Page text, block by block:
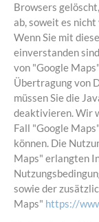
Browsers
ab, soweit es
Wenn Sie mit
einverstanden
von "Google
Übertragung von
müssen Sie die
deaktivieren. Wir
Fall "Google
können. Die
Maps" erlangten
sowie der
Maps" https://